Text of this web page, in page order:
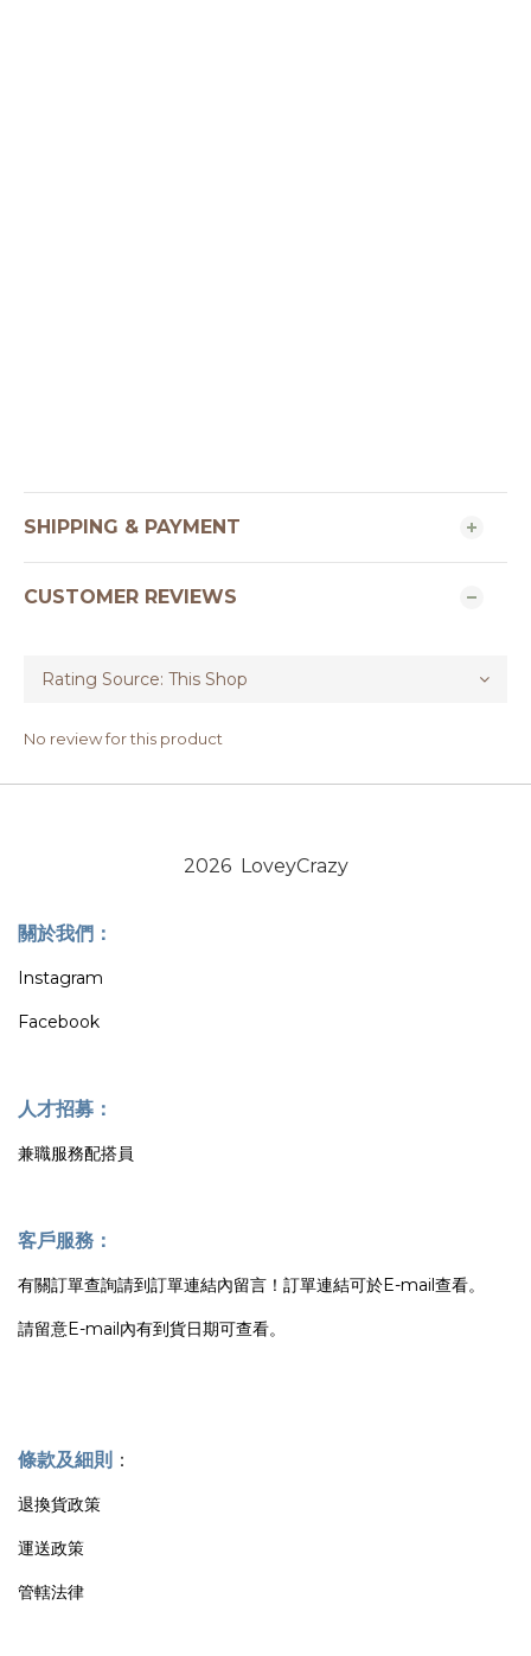
SHIPPING & PAYMENT
CUSTOMER REVIEWS
No review for this product
2026 LoveyCrazy
關於我們：
Instagram
Facebook
人才招募：
兼職服務配搭員
客戶服務：
有關訂單查詢請到訂單連結內留言！訂單連結可於E-mail查看。
請留意E-mail內有到貨日期可查看。
條款及細則 ：
退換貨政策
運送政策
管轄法律